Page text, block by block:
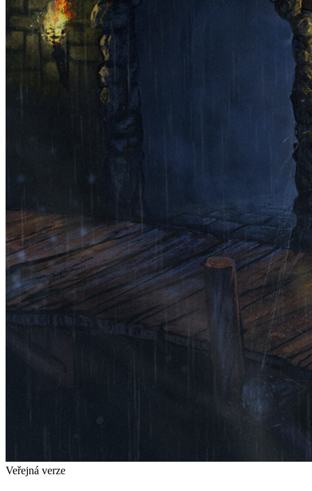
Veřejná verze